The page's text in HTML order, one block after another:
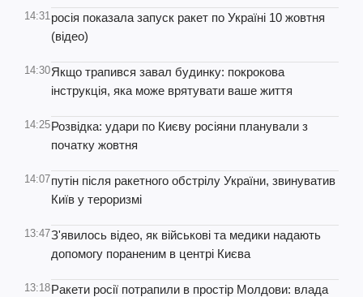
14:31росія показала запуск ракет по Україні 10 жовтня
(відео)
14:30Якщо трапився завал будинку: покрокова
інструкція, яка може врятувати ваше життя
14:25Розвідка: удари по Києву росіяни планували з
початку жовтня
14:07путін після ракетного обстрілу України, звинуватив
Київ у тероризмі
13:47З'явилось відео, як військові та медики надають
допомогу пораненим в центрі Києва
13:18Ракети росії потрапили в простір Молдови: влада